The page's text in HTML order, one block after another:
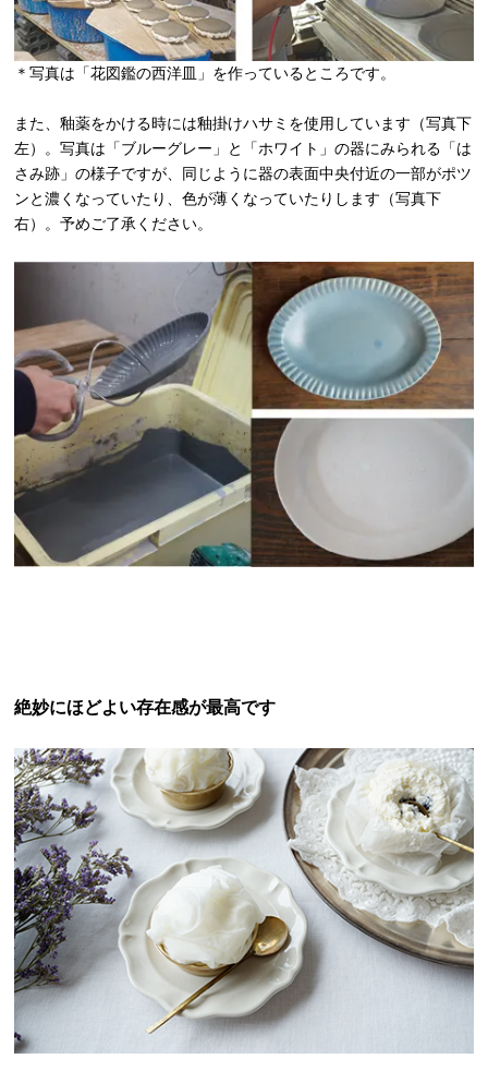
＊写真は「花図鑑の西洋皿」を作っているところです。
また、釉薬をかける時には釉掛けハサミを使用しています（写真下
左）。写真は「ブルーグレー」と「ホワイト」の器にみられる「は
さみ跡」の様子ですが、同じように器の表面中央付近の一部がポツ
ンと濃くなっていたり、色が薄くなっていたりします（写真下
右）。予めご了承ください。
絶妙にほどよい存在感が最高です